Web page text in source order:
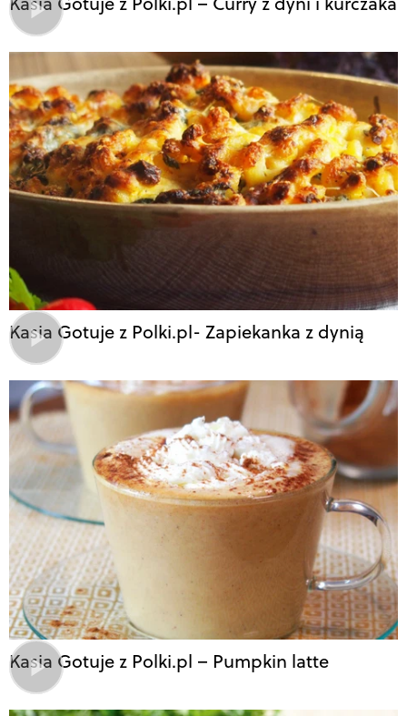
Kasia Gotuje z Polki.pl- Zapiekanka z dynią
Kasia Gotuje z Polki.pl – Pumpkin latte